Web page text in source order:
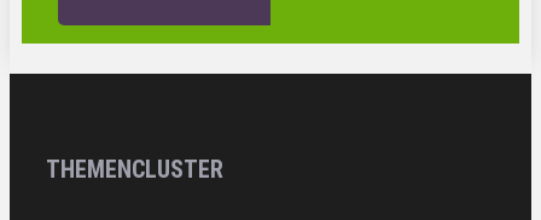
THEMENCLUSTER